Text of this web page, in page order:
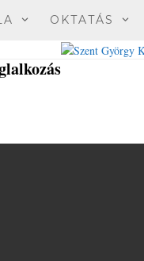
OKTATÁS